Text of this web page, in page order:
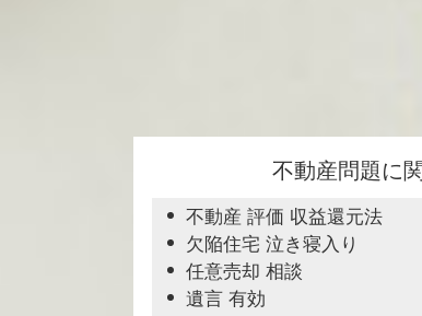
不動産問題に
不動産 評価 収益還元法
欠陥住宅 泣き寝入り
任意売却 相談
遺言 有効